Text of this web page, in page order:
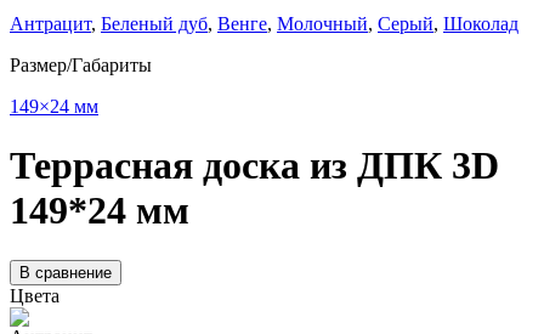
Антрацит, Беленый дуб, Венге, Молочный, Серый, Шоколад
Размер/Габариты
149×24 мм
Террасная доска из ДПК 3D
149*24 мм
В сравнение
Цвета